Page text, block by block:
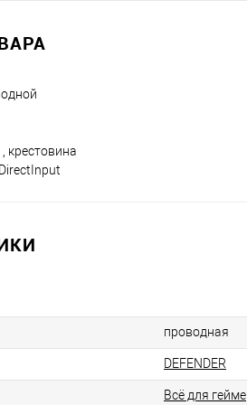
крестовина
проводная
DEFENDER
Всё для